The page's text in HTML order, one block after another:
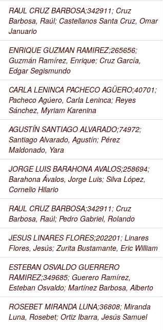
RAUL CRUZ BARBOSA;342911; Cruz
Barbosa, Raúl; Castellanos Santa Cruz, Omar
Januario
ENRIQUE GUZMAN RAMIREZ;265656;
Guzmán Ramírez, Enrique; Cruz García,
Edgar Segismundo
CARLA LENINCA PACHECO AGÜERO;40701;
Pacheco Agúero, Carla Leninca;Reyes
Sánchez, Myriam Karenina
AGUSTÍN SANTIAGO ALVARADO;74972;
Santiago Alvarado, Agustín;Pérez
Maldonado, Yara
JORGE LUIS BARAHONA AVALOS;258694;
Barahona Ávalos, Jorge Luis;Silva López,
Cornelio Hilario
RAUL CRUZ BARBOSA;342911; Cruz
Barbosa, Raúl;Pedro Gabriel, Rolando
JESUS LINARES FLORES;202201;Linares
Flores, Jesús;Zurita Bustamante, Eric William
ESTEBAN OSVALDO GUERRERO
RAMIREZ;349685;Guerero Ramírez,
Esteban Osvaldo;Martínez Barbosa, Alberto
ROSEBET MIRANDA LUNA;36808;Miranda
Luna, Rosebet;Ortiz Ibarra, Jesús Samuel